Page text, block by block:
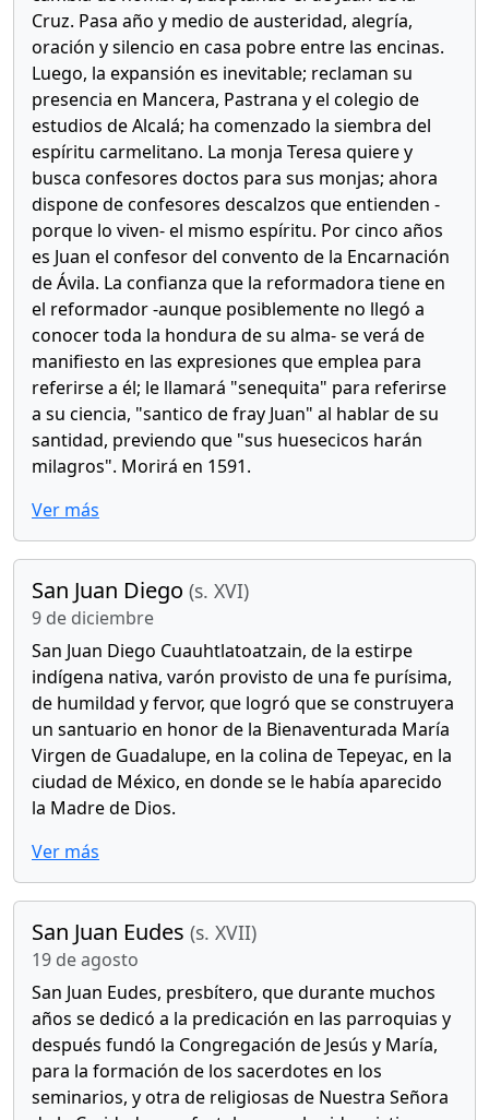
Cruz. Pasa año y medio de austeridad, alegría,
oración y silencio en casa pobre entre las encinas.
Luego, la expansión es inevitable; reclaman su
presencia en Mancera, Pastrana y el colegio de
estudios de Alcalá; ha comenzado la siembra del
espíritu carmelitano. La monja Teresa quiere y
busca confesores doctos para sus monjas; ahora
dispone de confesores descalzos que entienden -
porque lo viven- el mismo espíritu. Por cinco años
es Juan el confesor del convento de la Encarnación
de Ávila. La confianza que la reformadora tiene en
el reformador -aunque posiblemente no llegó a
conocer toda la hondura de su alma- se verá de
manifiesto en las expresiones que emplea para
referirse a él; le llamará "senequita" para referirse
a su ciencia, "santico de fray Juan" al hablar de su
santidad, previendo que "sus huesecicos harán
milagros". Morirá en 1591.
Ver más
San Juan Diego (s. XVI)
9 de diciembre
San Juan Diego Cuauhtlatoatzain, de la estirpe
indígena nativa, varón provisto de una fe purísima,
de humildad y fervor, que logró que se construyera
un santuario en honor de la Bienaventurada María
Virgen de Guadalupe, en la colina de Tepeyac, en la
ciudad de México, en donde se le había aparecido
la Madre de Dios.
Ver más
San Juan Eudes (s. XVII)
19 de agosto
San Juan Eudes, presbítero, que durante muchos
años se dedicó a la predicación en las parroquias y
después fundó la Congregación de Jesús y María,
para la formación de los sacerdotes en los
seminarios, y otra de religiosas de Nuestra Señora